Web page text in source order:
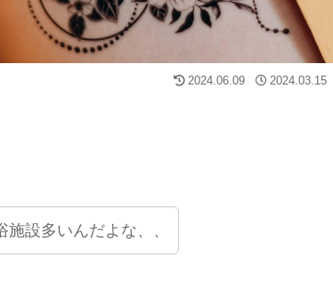
2024.06.09 2024.03.15
設多いんだよな、、